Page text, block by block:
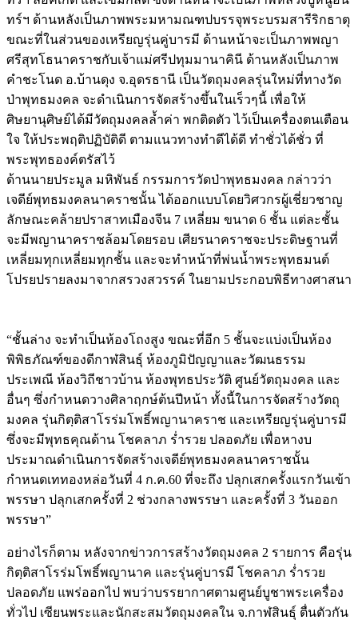
ทร์ฯ ด้านหลังเป็นภาพพระมหามณฑปบรรจุพระบรมสารีริกธาตุ
ขณะที่ในส่วนของเหรียญรุ่นคู่บารมี ด้านหน้าจะเป็นภาพพญา
ศรีสุทโธนาคราชกับเจ้าแม่ศรีปทุมมานาคินี ด้านหลังเป็นภาพ
คำชะโนด อ.บ้านดุง จ.อุดรธานี เป็นวัตถุมงคลรุ่นใหม่ที่ทางวัด
ป่าพุทธมงคล จะดำเนินการจัดสร้างขึ้นในเร็วๆนี้ เพื่อให้
ศิษยานุศิษย์ได้มีวัตถุมงคลล้ำค่า พกติดตัว ไว้เป็นเครื่องตนเตือน
ใจ ให้ประพฤติปฏิบัติดี ตามแนวทางทำดีได้ดี ทำชั่วได้ชั่ว ที่
พระพุทธองค์ตรัสไว้
ด้านนายประมูล มหิพันธ์ กรรมการวัดป่าพุทธมงคล กล่าวว่า
เจดีย์พุทธมงคลนาคราชนั้น ได้ออกแบบโดยวิศวกรผู้เชี่ยวชาญ
ลักษณะคล้ายปราสาทเมืองจีน 7 เหลี่ยม ขนาด 6 ชั้น แต่ละชั้น
จะมีพญานาคราชล้อมโดยรอบ เศียรนาคราชจะประดิษฐานที่
เหลี่ยมทุกเหลี่ยมทุกชั้น และจะทำหน้าที่พ่นน้ำพระพุทธมนต์
โปรยปรายลงมาจากสรวงสวรรค์ ในยามประกอบพิธีทางศาสนา
“ชั้นล่าง จะทำเป็นห้องโถงสูง ขณะที่อีก 5 ชั้นจะแบ่งเป็นห้อง
พิพิธภัณฑ์ของดีกาฬสินธุ์ ห้องภูมิปัญญาและวัฒนธรรม
ประเพณี ห้องวิถีชาวบ้าน ห้องพุทธประวัติ ศูนย์วัตถุมงคล และ
อื่นๆ ซึ่งกำหนดวางศิลาฤกษ์ต้นปีหน้า ทั้งนี้ในการจัดสร้างวัตถุ
มงคล รุ่นกิตฺติสาโรร่มโพธิ์พญานาคราช และเหรียญรุ่นคู่บารมี
ซึ่งจะมีพุทธคุณด้าน โชคลาภ ร่ำรวย ปลอดภัย เพื่อหางบ
ประมาณดำเนินการจัดสร้างเจดีย์พุทธมงคลนาคราชนั้น
กำหนดเททองหล่อวันที่ 4 ก.ค.60 ที่จะถึง ปลุกเสกครั้งแรกวันเข้า
พรรษา ปลุกเสกครั้งที่ 2 ช่วงกลางพรรษา และครั้งที่ 3 วันออก
พรรษา”
อย่างไรก็ตาม หลังจากข่าวการสร้างวัตถุมงคล 2 รายการ คือรุ่น
กิตฺติสาโรร่มโพธิ์พญานาค และรุ่นคู่บารมี โชคลาภ ร่ำรวย
ปลอดภัย แพร่ออกไป พบว่าบรรยากาศตามศูนย์บูชาพระเครื่อง
ทั่วไป เซียนพระและนักสะสมวัตถุมงคลใน จ.กาฬสินธุ์ ตื่นตัวกัน